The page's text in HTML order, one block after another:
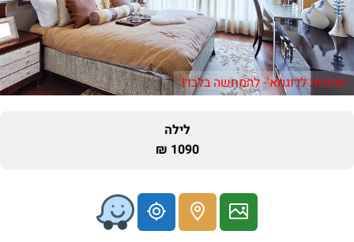
תמונות לדוגמא - להמחשה בלבד!
לילה
1090 ₪